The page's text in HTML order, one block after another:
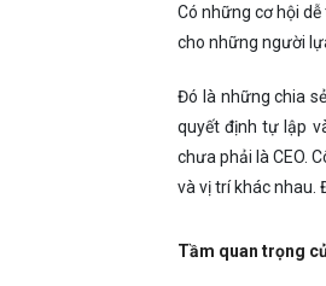
Có những cơ hội
cho những người
Đó là những chia
quyết định tự lập
chưa phải là CEO.
và vị trí khác nhau.
Tầm quan trọng